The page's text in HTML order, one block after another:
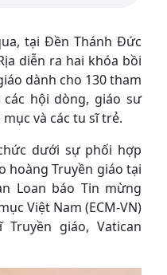
tại Đền Thánh Đức
diễn ra hai khóa bồi
dành cho 130 tham
hội dòng, giáo sư
và các tu sĩ trẻ.
dưới sự phối hợp
hoàng Truyền giáo tại
Loan báo Tin mừng
Việt Nam (ECM-VN)
giáo, Vatican